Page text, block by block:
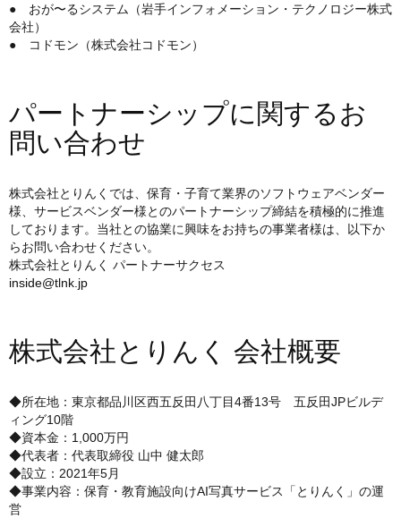
● おが〜るシステム（岩手インフォメーション・テクノロジー株式
会社）
● コドモン（株式会社コドモン）
パートナーシップに関するお
問い合わせ
株式会社とりんくでは、保育・子育て業界のソフトウェアベンダー
様、サービスベンダー様とのパートナーシップ締結を積極的に推進
しております。当社との協業に興味をお持ちの事業者様は、以下か
らお問い合わせください。
株式会社とりんく パートナーサクセス
inside@tlnk.jp
株式会社とりんく 会社概要
◆所在地：東京都品川区西五反田八丁目4番13号 五反田JPビルデ
ィング10階
◆資本金：1,000万円
◆代表者：代表取締役 山中 健太郎
◆設立：2021年5月
◆事業内容：保育・教育施設向けAI写真サービス「とりんく」の運
営